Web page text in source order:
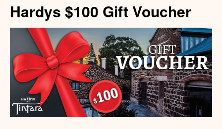
Hardys $100 Gift Voucher